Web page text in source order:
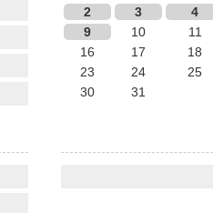
2
3 4
9
10 11
16
17 18
23
24 25
30
31